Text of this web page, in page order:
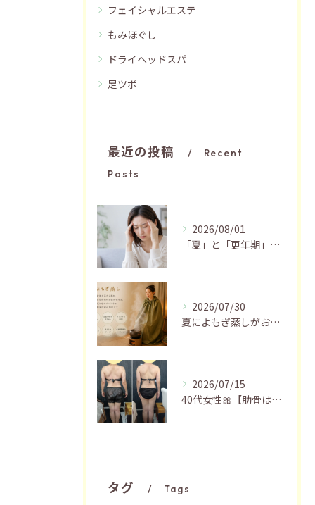
フェイシャルエステ
もみほぐし
ドライヘッドスパ
足ツボ
最近の投稿
Recent
Posts
2026/08/01
「夏」と「更年期」の関係…おすすめの過ごし方🍃
2026/07/30
夏によもぎ蒸しがおすすめの理由✨
2026/07/15
40代女性🎀【肋骨はがし＋お腹瘦せマッサージ90分】
タグ Tags